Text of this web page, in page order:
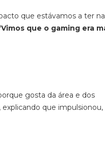
que estávamos a ter
que o gaming era
gosta da área e dos
que impulsionou,